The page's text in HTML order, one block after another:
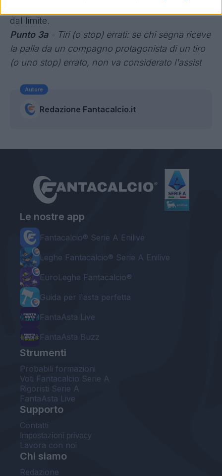
dal limite.
Punto 3a - Tiri (o stop) errati: se chi segna riceve
la palla da un compagno protagonista di un tiro
(o uno stop) errato, non va considerato l'assist
Autore
Redazione Fantacalcio.it
Le nostre app
Fantacalcio® Serie A Enilive
Leghe Fantacalcio® Serie A Enilive
EuroLeghe Fantacalcio®
Guida per l'asta perfetta
FantaAsta Live
FantaAsta Buzz
Strumenti
Probabili formazioni
Voti Fantacalcio Serie A
Rigoristi Serie A
FantaAsta Live
Supporto
Contatti
Impostazioni privacy
Lavora con noi
Chi siamo
Redazione